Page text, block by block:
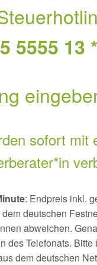
5555 13
sofort mit
: Endpreis inkl.
deutschen
abweichen.
des Telefonats.
dem deutschen